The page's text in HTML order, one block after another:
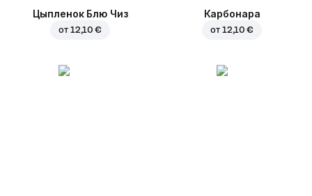
Цыпленок Блю Чиз
от 12,10 €
Карбонара
от 12,10 €